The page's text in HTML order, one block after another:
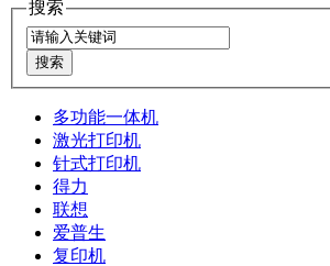
搜索
多功能一体机
激光打印机
针式打印机
得力
联想
爱普生
复印机